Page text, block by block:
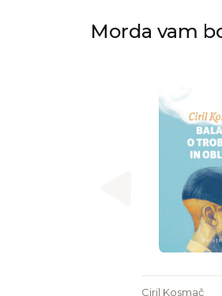
Morda vam
Ciril Kosmač